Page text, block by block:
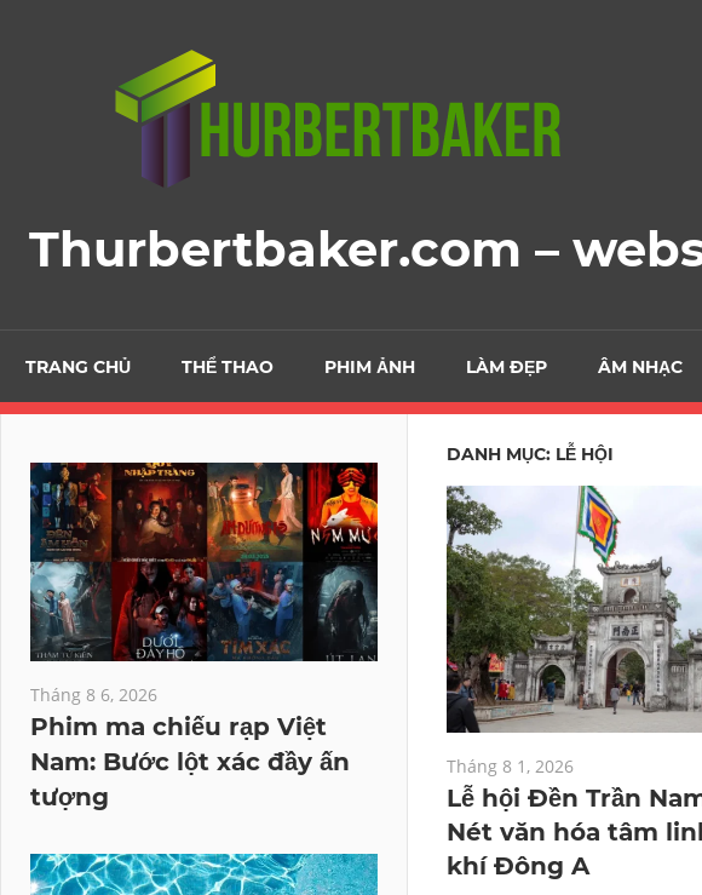
Thurbertbaker.com –
TRANG CHỦ THỂ THAO PHIM ẢNH LÀM ĐẸP ÂM NHẠC
DANH MỤC: LỄ HỘI
Tháng 8 1, 2026
Lễ hội Đền Trần
Nét văn hóa tâm
khí Đông A
Tháng 8 6, 2026
Phim ma chiếu rạp Việt
Nam: Bước lột xác đầy ấn
tượng